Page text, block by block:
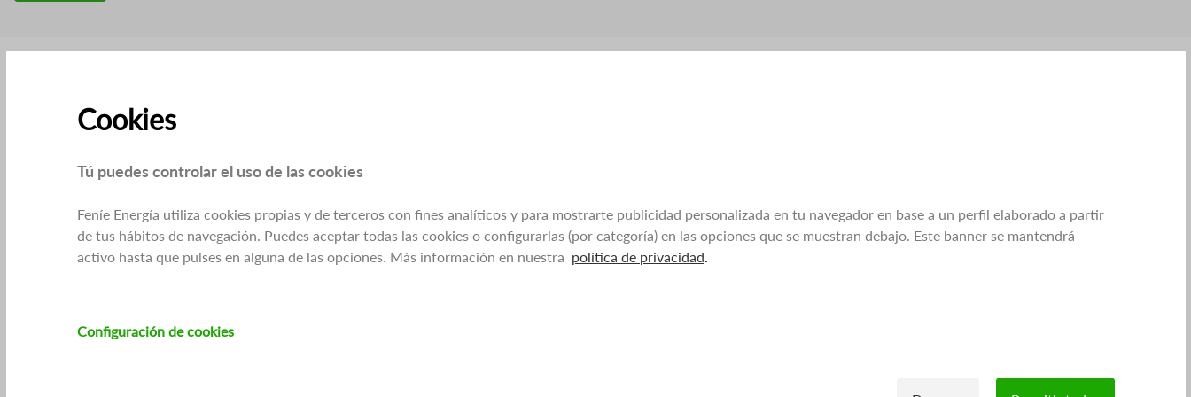
Cookies
Tú puedes controlar el uso de las cookies
Feníe Energía utiliza cookies propias y de terceros con fines analíticos y para mostrarte publicidad personalizada en tu navegador en base a un perfil elaborado a partir
de tus hábitos de navegación. Puedes aceptar todas las cookies o configurarlas (por categoría) en las opciones que se muestran debajo. Este banner se mantendrá
activo hasta que pulses en alguna de las opciones. Más información en nuestra política de privacidad.
Configuración de cookies